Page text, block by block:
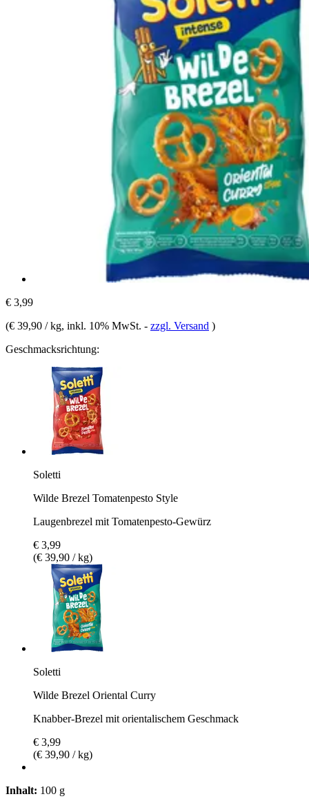
€ 3,99
(€ 39,90 / kg, inkl. 10% MwSt. - zzgl. Versand )
Geschmacksrichtung:
Soletti
Wilde Brezel Tomatenpesto Style
Laugenbrezel mit Tomatenpesto-Gewürz
€ 3,99
(€ 39,90 / kg)
Soletti
Wilde Brezel Oriental Curry
Knabber-Brezel mit orientalischem Geschmack
€ 3,99
(€ 39,90 / kg)
Inhalt: 100 g